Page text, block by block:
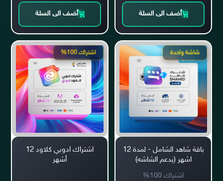
أضف الى السلة أضف الى السلة
شاشة واحدة
باقة شاهد الشامل - لمدة 12
اشهر (يدعم الشاشه)
اشتراك 100%
اشتراك 100%
اشتراك ادوبي كلاود 12
أشهر